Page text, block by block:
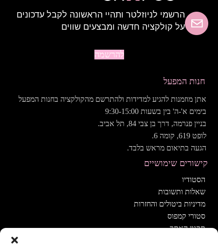
הרשמי לניוזלטר ותהיי הראשונה לקבל עדכונים
על קולקציה חדשה ומבצעים שווים
להרשמה
חנות המפעל
אתן מוזמנות להגיע למדידות ולהתרשם מהקולקציה בחנות המפעל
בימים א'-ה' בין בשעות 9:30-15:00
בניין פנרמה, דרך בן צבי 84, תל אביב.
לופט 619, קומה 6.
הגעה בתיאום מראש בלבד.
קישורים שימושיים
הסטודיו
שאלות ותשובות
מדיניות ביטולים והחזרות
סטורי קמפוס
תקנון האתר